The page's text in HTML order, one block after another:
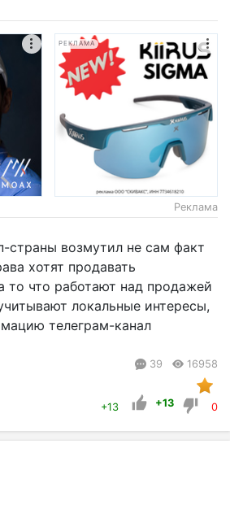
РЕКЛАМА
Реклама
страны возмутил не сам факт
хотят продавать
то что работают над продажей
локальные интересы,
телеграм-канал
39 16958
+13 +13 0